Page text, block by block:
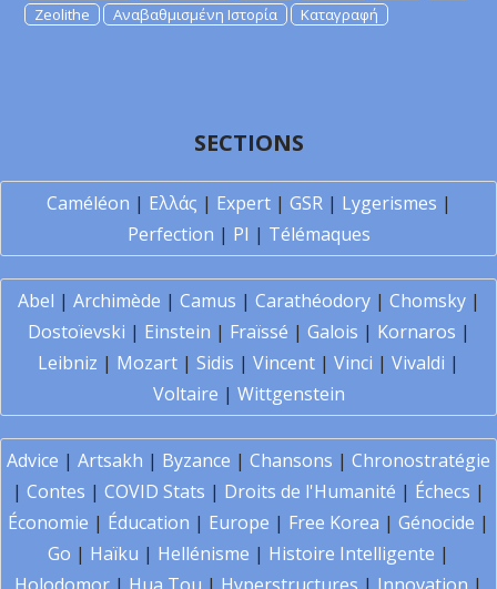
Zeolithe
Αναβαθμισμένη Ιστορία Καταγραφή
SECTIONS
Caméléon | Ελλάς | Expert| GSR| Lygerismes |
Perfection | PI | Télémaques
Abel | Archimède | Camus | Carathéodory| Chomsky|
Dostoïevski | Einstein | Fraïssé | Galois | Kornaros |
Leibniz | Mozart | Sidis | Vincent | Vinci | Vivaldi |
Voltaire | Wittgenstein
Advice | Artsakh | Byzance | Chansons | Chronostratégie
| Contes | COVID Stats | Droits de l'Humanité | Échecs |
Économie | Éducation | Europe | Free Korea | Génocide |
Go | Haïku | Hellénisme | Histoire Intelligente |